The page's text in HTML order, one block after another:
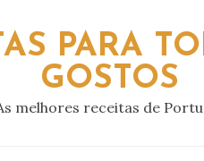
PARA
GOSTOS
melhores receitas de